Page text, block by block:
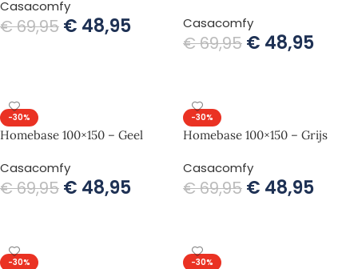
Casacomfy
€69,95 € 48,95 Casacomfy
€69,95 € 48,95
-30%
Homebase 100×150 – Geel
Casacomfy
€69,95 € 48,95
-30%
Homebase 100×150 – Grijs
Casacomfy
€69,95 € 48,95
-30% -30%